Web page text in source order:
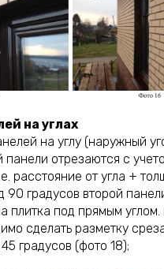
на углах
на углу (наружный
панели отрезаются с
расстояние от угла +
90 градусов второй
плитка под прямым углом.
сделать разметку
градусов (фото 18);